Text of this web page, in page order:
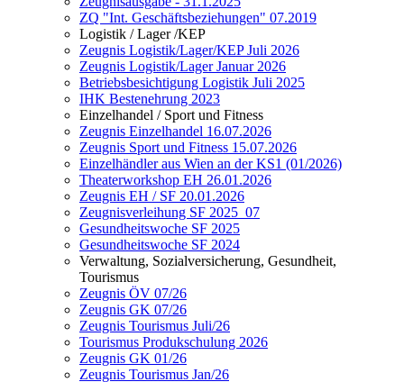
ZQ "Int. Geschäftsbeziehungen" 07.2019
Logistik / Lager /KEP
Zeugnis Logistik/Lager/KEP Juli 2026
Zeugnis Logistik/Lager Januar 2026
Betriebsbesichtigung Logistik Juli 2025
IHK Bestenehrung 2023
Einzelhandel / Sport und Fitness
Zeugnis Einzelhandel 16.07.2026
Zeugnis Sport und Fitness 15.07.2026
Einzelhändler aus Wien an der KS1 (01/2026)
Theaterworkshop EH 26.01.2026
Zeugnis EH / SF 20.01.2026
Zeugnisverleihung SF 2025_07
Gesundheitswoche SF 2025
Gesundheitswoche SF 2024
Verwaltung, Sozialversicherung, Gesundheit,
Tourismus
Zeugnis ÖV 07/26
Zeugnis GK 07/26
Zeugnis Tourismus Juli/26
Tourismus Produkschulung 2026
Zeugnis GK 01/26
Zeugnis Tourismus Jan/26